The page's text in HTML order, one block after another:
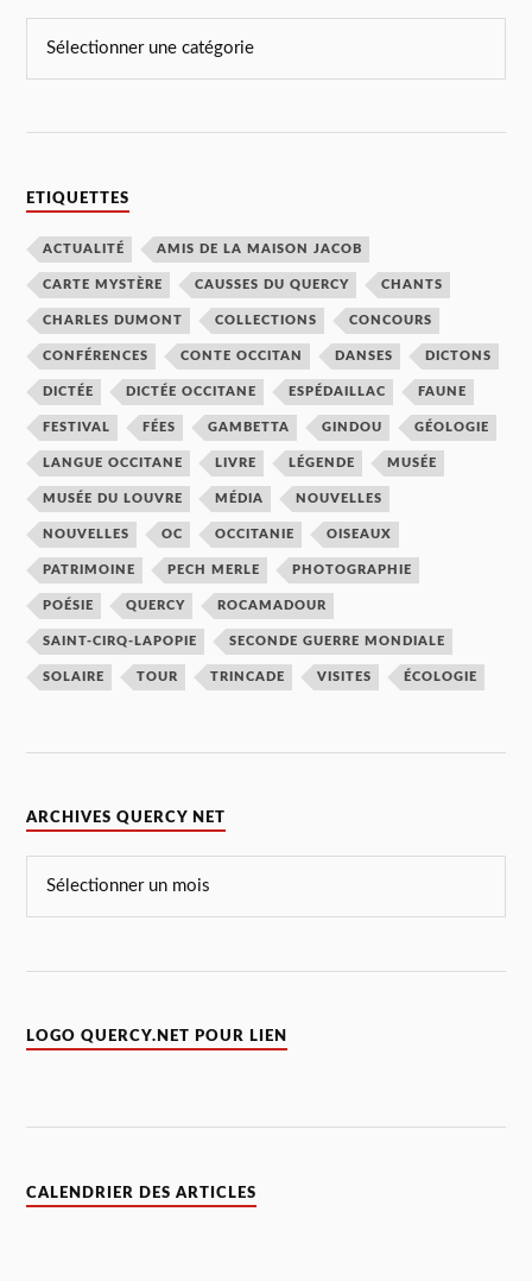
ETIQUETTES
ACTUALITÉ AMIS DE LA MAISON JACOB
CARTE MYSTÈRE CAUSSES DU QUERCY CHANTS
CHARLES DUMONT COLLECTIONS CONCOURS
CONFÉRENCES CONTE OCCITAN DANSES DICTONS
DICTÉE DICTÉE OCCITANE ESPÉDAILLAC FAUNE
FESTIVAL FÉES GAMBETTA GINDOU GÉOLOGIE
LANGUE OCCITANE LIVRE LÉGENDE MUSÉE
MUSÉE DU LOUVRE MÉDIA NOUVELLES
NOUVELLES OC OCCITANIE OISEAUX
PATRIMOINE PECH MERLE PHOTOGRAPHIE
POÉSIE QUERCY ROCAMADOUR
SAINT-CIRQ-LAPOPIE SECONDE GUERRE MONDIALE
SOLAIRE TOUR TRINCADE VISITES ÉCOLOGIE
ARCHIVES QUERCY NET
LOGO QUERCY.NET POUR LIEN
CALENDRIER DES ARTICLES